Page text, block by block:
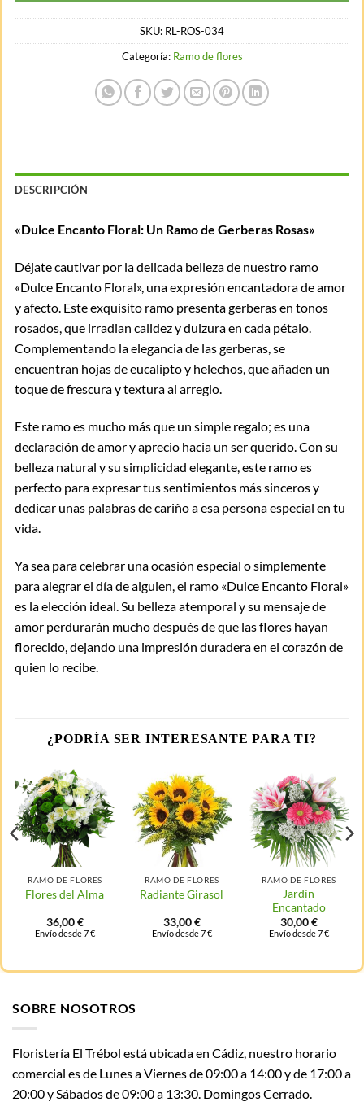
SKU: RL-ROS-034
Categoría: Ramo de flores
DESCRIPCIÓN
«Dulce Encanto Floral: Un Ramo de Gerberas Rosas»
Déjate cautivar por la delicada belleza de nuestro ramo
«Dulce Encanto Floral», una expresión encantadora de amor
y afecto. Este exquisito ramo presenta gerberas en tonos
rosados, que irradian calidez y dulzura en cada pétalo.
Complementando la elegancia de las gerberas, se
encuentran hojas de eucalipto y helechos, que añaden un
toque de frescura y textura al arreglo.
Este ramo es mucho más que un simple regalo; es una
declaración de amor y aprecio hacia un ser querido. Con su
belleza natural y su simplicidad elegante, este ramo es
perfecto para expresar tus sentimientos más sinceros y
dedicar unas palabras de cariño a esa persona especial en tu
vida.
Ya sea para celebrar una ocasión especial o simplemente
para alegrar el día de alguien, el ramo «Dulce Encanto Floral»
es la elección ideal. Su belleza atemporal y su mensaje de
amor perdurarán mucho después de que las flores hayan
florecido, dejando una impresión duradera en el corazón de
quien lo recibe.
¿PODRÍA SER INTERESANTE PARA TI?
RAMO DE FLORES
Flores del Alma
36,00€
Envío desde 7 €
RAMO DE FLORES
Radiante Girasol
33,00€
Envío desde 7 €
RAMO DE FLORES
Jardín
Encantado
30,00€
Envío desde 7 €
SOBRE NOSOTROS
Floristería El Trébol está ubicada en Cádiz, nuestro horario
comercial es de Lunes a Viernes de 09:00 a 14:00 y de 17:00 a
20:00 y Sábados de 09:00 a 13:30. Domingos Cerrado.